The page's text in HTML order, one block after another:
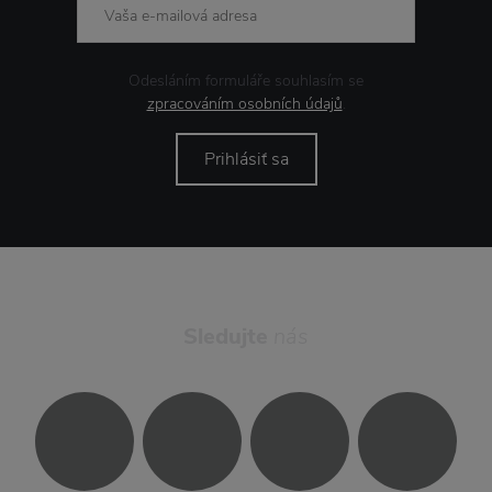
Odesláním formuláře souhlasím se
zpracováním osobních údajů.
Prihlásiť sa